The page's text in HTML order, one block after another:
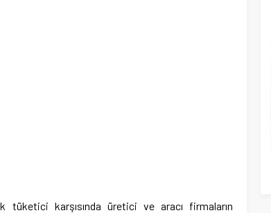
karşısında üretici ve aracı firmaların